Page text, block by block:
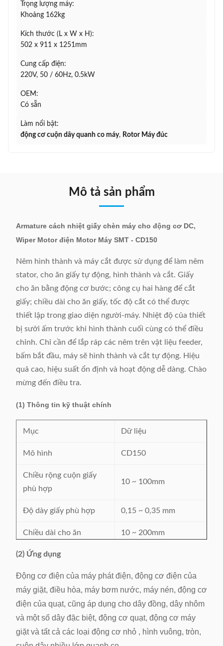
Trọng lượng máy:
Khoảng 162kg
Kích thước (L x W x H):
502 x 911 x 1251mm
Cung cấp điện:
220V, 50 / 60Hz, 0.5kW
OEM:
Có sẵn
Làm nổi bật:
động cơ cuộn dây quanh co máy, Rotor Máy đúc
Mô tả sản phẩm
Armature cách nhiệt giấy chèn máy cho động cơ DC,
Wiper Motor điện Motor Máy SMT - CD150
Nêm hình thành và máy cắt được sử dụng để làm nêm
stator, cho ăn giấy tự động, hình thành và cắt. Giấy
cho ăn bằng động cơ bước; công cụ hai hàng để cắt
giấy; chiều dài cho ăn giấy, tốc độ cắt có thể được
thiết lập trong giao diện người-máy. Nhiệt độ của thiết
bị sưởi ấm trước khi hình thành cuối cùng có thể điều
chỉnh. Chỉ cần để lắp ráp các nêm trên vật liệu feeder,
bấm bắt đầu, máy sẽ hình thành và cắt tự động. Hiệu
quả cao, hiệu suất ổn định và hoạt động dễ dàng. Chào
mừng đến điều tra.
(1) Thông tin kỹ thuật chính
Mục Dữ liệu
Mô hình CD150
Chiều rộng cuộn giấy
phù hợp
10 ~ 100mm
Độ dày giấy phù hợp 0,15 ~ 0,35 mm
Chiều dài cho ăn 10 ~ 200mm
Cắt nhanh
Khoảng 120 cái mỗi
phút
(2) Ứng dụng
Động cơ điện của máy phát điện, động cơ điện của
máy giặt, điều hòa, máy bơm nước, máy nén, động cơ
điện của quạt, cũng áp dụng cho dây đồng, dây nhôm
và một số dây đặc biệt, động cơ quạt, động cơ máy
giặt và tất cả các loại động cơ nhỏ , hình vuông, tròn,